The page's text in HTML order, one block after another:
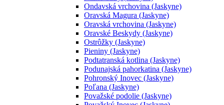
Ondavská vrchovina (Jaskyne)
Oravská Magura (Jaskyne)
Oravská vrchovina (Jaskyne)
Oravské Beskydy (Jaskyne)
Ostrôžky (Jaskyne)
Pieniny (Jaskyne)
Podtatranská kotlina (Jaskyne)
Podunajská pahorkatina (Jaskyne)
Pohronský Inovec (Jaskyne)
Poľana (Jaskyne)
Považské podolie (Jaskyne)